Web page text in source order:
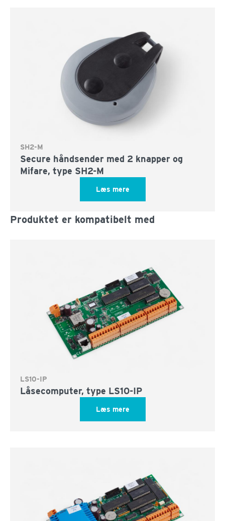
SH2-M
Secure håndsender med 2 knapper og
Mifare, type SH2-M
Læs mere
Produktet er kompatibelt med
LS10-IP
Låsecomputer, type LS10-IP
Læs mere